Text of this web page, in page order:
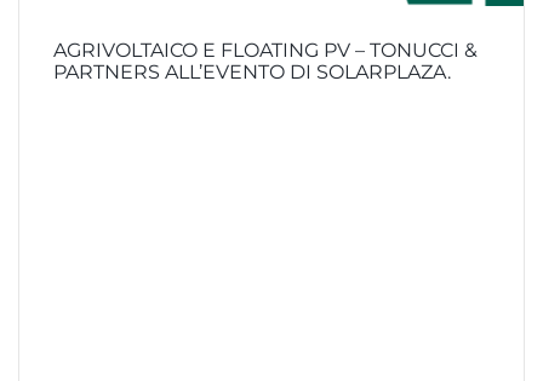
AGRIVOLTAICO E FLOATING PV – TONUCCI &
PARTNERS ALL’EVENTO DI SOLARPLAZA.